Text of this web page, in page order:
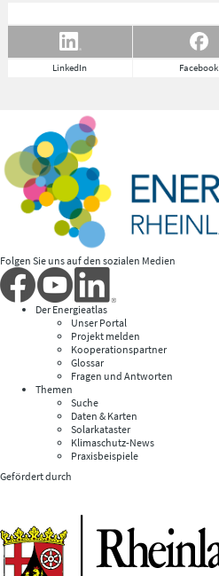
LinkedIn Facebook
Folgen Sie uns auf den sozialen Medien
Der Energieatlas
Unser Portal
Projekt melden
Kooperationspartner
Glossar
Fragen und Antworten
Themen
Suche
Daten & Karten
Solarkataster
Klimaschutz-News
Praxisbeispiele
Gefördert durch